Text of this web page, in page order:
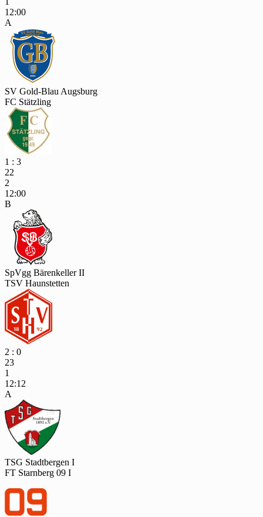
12:00
A
SV Gold-Blau Augsburg
FC Stätzling
1 : 3
22
2
12:00
B
SpVgg Bärenkeller II
TSV Haunstetten
2 : 0
23
1
12:12
A
TSG Stadtbergen I
FT Starnberg 09 I